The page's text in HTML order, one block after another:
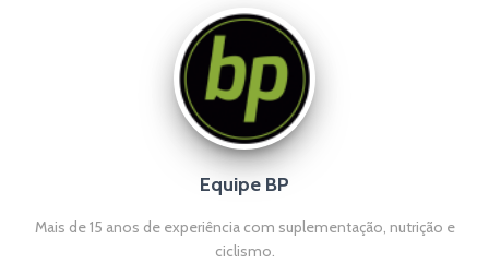
Equipe BP
Mais de 15 anos de experiência com suplementação, nutrição e
ciclismo.